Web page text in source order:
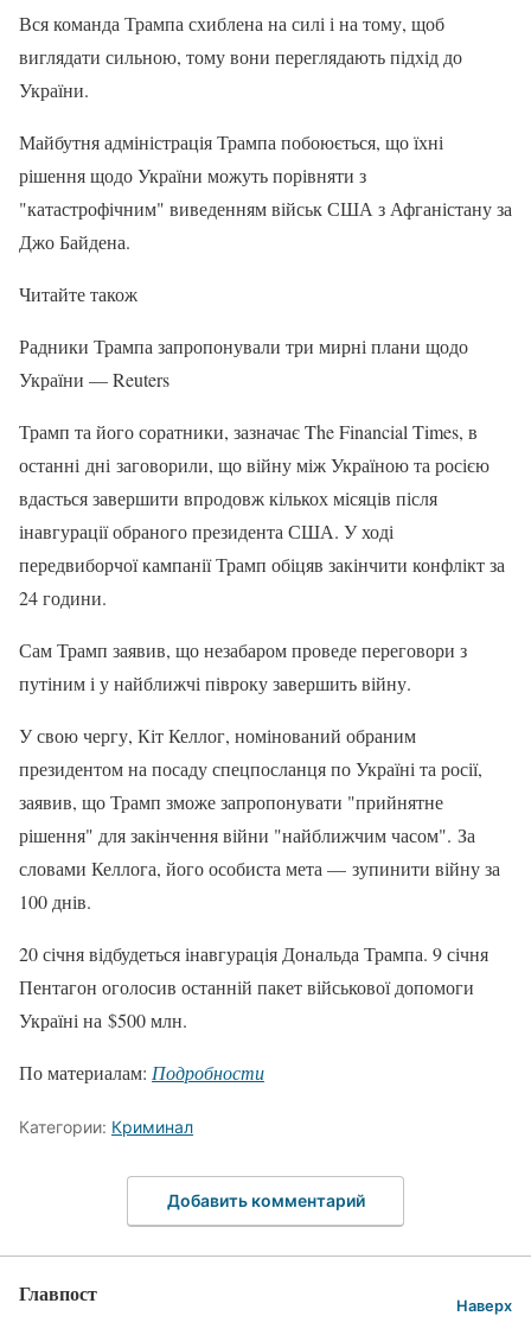
Вся команда Трампа схиблена на силі і на тому, щоб
виглядати сильною, тому вони переглядають підхід до
України.
Майбутня адміністрація Трампа побоюється, що їхні
рішення щодо України можуть порівняти з
"катастрофічним" виведенням військ США з Афганістану за
Джо Байдена.
Читайте також
Радники Трампа запропонували три мирні плани щодо
України — Reuters
Трамп та його соратники, зазначає The Financial Times, в
останні дні заговорили, що війну між Україною та росією
вдасться завершити впродовж кількох місяців після
інавгурації обраного президента США. У ході
передвиборчої кампанії Трамп обіцяв закінчити конфлікт за
24 години.
Сам Трамп заявив, що незабаром проведе переговори з
путіним і у найближчі півроку завершить війну.
У свою чергу, Кіт Келлог, номінований обраним
президентом на посаду спецпосланця по Україні та росії,
заявив, що Трамп зможе запропонувати "прийнятне
рішення" для закінчення війни "найближчим часом". За
словами Келлога, його особиста мета — зупинити війну за
100 днів.
20 січня відбудеться інавгурація Дональда Трампа. 9 січня
Пентагон оголосив останній пакет військової допомоги
Україні на $500 млн.
По материалам: Подробности
Категории: Криминал
Добавить комментарий
Главпост Наверх